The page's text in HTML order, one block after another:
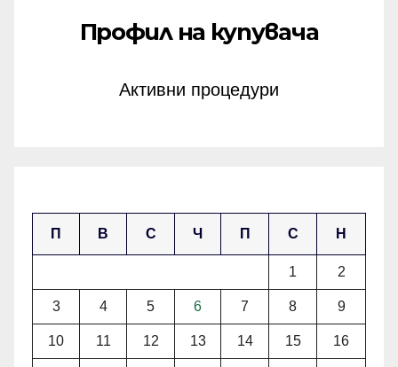
Профил на купувача
Активни процедури
П В С Ч П С Н
1 2
3 4 5 6 7 8 9
10 11 12 13 14 15 16